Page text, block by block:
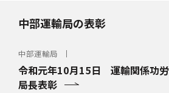
中部運輸局の表彰
中部運輸局
令和元年10月15日 運輸関係功
局長表彰